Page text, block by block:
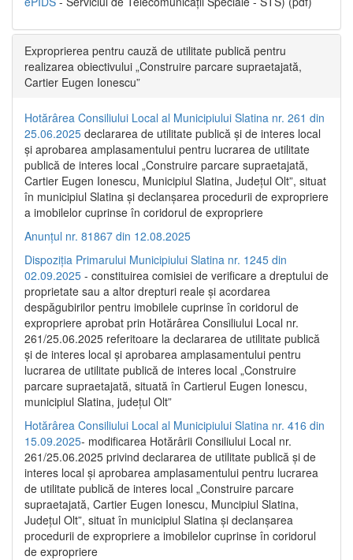
Exproprierea pentru cauză de utilitate publică pentru
realizarea obiectivului „Construire parcare supraetajată,
Cartier Eugen Ionescu”
Hotărârea Consiliului Local al Municipiului Slatina nr. 261 din
25.06.2025 declararea de utilitate publică și de interes local
și aprobarea amplasamentului pentru lucrarea de utilitate
publică de interes local „Construire parcare supraetajată,
Cartier Eugen Ionescu, Municipiul Slatina, Județul Olt”, situat
în municipiul Slatina și declanșarea procedurii de expropriere
a imobilelor cuprinse în coridorul de expropriere
Anunțul nr. 81867 din 12.08.2025
Dispoziția Primarului Municipiului Slatina nr. 1245 din
02.09.2025 - constituirea comisiei de verificare a dreptului de
proprietate sau a altor drepturi reale și acordarea
despăgubirilor pentru imobilele cuprinse în coridorul de
expropriere aprobat prin Hotărârea Consiliului Local nr.
261/25.06.2025 referitoare la declararea de utilitate publică
și de interes local și aprobarea amplasamentului pentru
lucrarea de utilitate publică de interes local „Construire
parcare supraetajată, situată în Cartierul Eugen Ionescu,
municipiul Slatina, județul Olt”
Hotărârea Consiliului Local al Municipiului Slatina nr. 416 din
15.09.2025- modificarea Hotărârii Consiliului Local nr.
261/25.06.2025 privind declararea de utilitate publică și de
interes local și aprobarea amplasamentului pentru lucrarea
de utilitate publică de interes local „Construire parcare
supraetajată, Cartier Eugen Ionescu, Muncipiul Slatina,
Județul Olt”, situat în municipiul Slatina și declanșarea
procedurii de expropriere a imobilelor cuprinse în coridorul
de expropriere